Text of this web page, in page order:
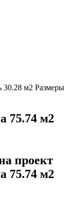
м2 Размеры
75.74 м2
проект
75.74 м2